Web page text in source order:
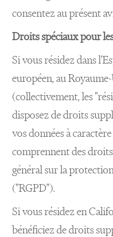
consentez au présent
Droits spéciaux pour
Si vous résidez dans
européen, au
(collectivement, les
disposez de droits
vos données à
comprennent des
général sur la
("RGPD").
Si vous résidez en
bénéficiez de droits